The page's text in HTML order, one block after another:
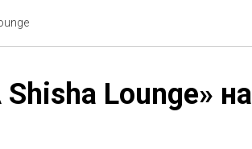
Lounge» на